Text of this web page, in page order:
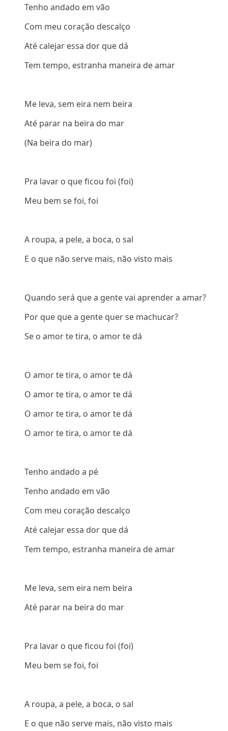
Tenho andado em vão
Com meu coração descalço
Até calejar essa dor que dá
Tem tempo, estranha maneira de amar
Me leva, sem eira nem beira
Até parar na beira do mar
(Na beira do mar)
Pra lavar o que ficou foi (foi)
Meu bem se foi, foi
A roupa, a pele, a boca, o sal
E o que não serve mais, não visto mais
Quando será que a gente vai aprender a amar?
Por que que a gente quer se machucar?
Se o amor te tira, o amor te dá
O amor te tira, o amor te dá
O amor te tira, o amor te dá
O amor te tira, o amor te dá
O amor te tira, o amor te dá
Tenho andado a pé
Tenho andado em vão
Com meu coração descalço
Até calejar essa dor que dá
Tem tempo, estranha maneira de amar
Me leva, sem eira nem beira
Até parar na beira do mar
Pra lavar o que ficou foi (foi)
Meu bem se foi, foi
A roupa, a pele, a boca, o sal
E o que não serve mais, não visto mais